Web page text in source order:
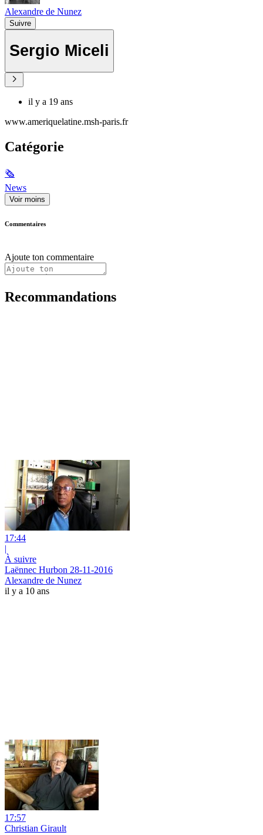
Alexandre de Nunez
Suivre
Sergio Miceli
il y a 19 ans
www.ameriquelatine.msh-paris.fr
Catégorie
🗞
News
Voir moins
Commentaires
Ajoute ton commentaire
Recommandations
17:44
|
À suivre
Laënnec Hurbon 28-11-2016
Alexandre de Nunez
il y a 10 ans
17:57
Christian Girault